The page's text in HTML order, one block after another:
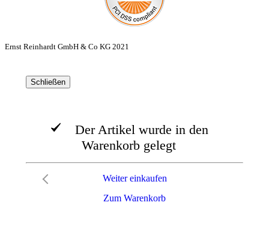
Ernst Reinhardt GmbH & Co KG 2021
Schließen
Der Artikel wurde in den
Warenkorb gelegt
Zum Warenkorb
Weiter einkaufen